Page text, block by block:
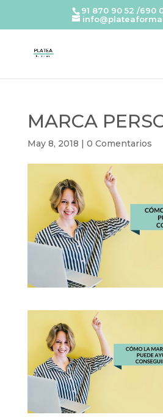
91 870 90 52 /690
MARCA
May 8, 2018 | 0 Comentarios